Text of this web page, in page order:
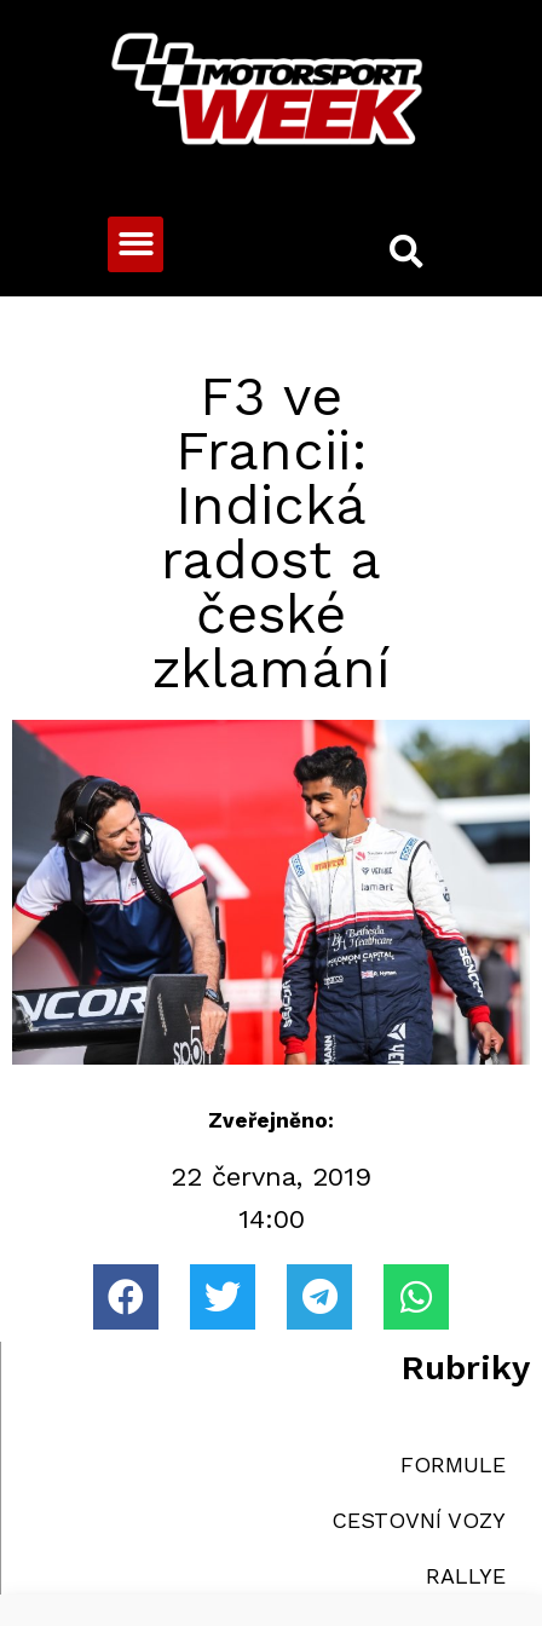
F3 ve
Francii:
Indická
radost a
české
zklamání
Zveřejněno:
22 června, 2019
14:00
Rubriky
FORMULE
CESTOVNÍ VOZY
RALLYE